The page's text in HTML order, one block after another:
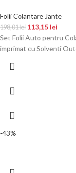
Folii Colantare Jante
198,01lei 113,15 lei
Set Folii Auto pentru
imprimat cu Solventi
-43%